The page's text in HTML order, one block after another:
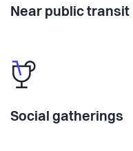
Near public transit
Social gatherings